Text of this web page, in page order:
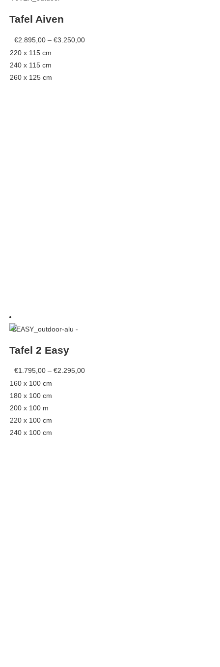
multiple
Tafel Aiven
€2.895,00 – €3.250,00Price
220 x 115 cm
240 x 115 cm
260 x 125 cm
This
product
multiple
Tafel 2 Easy
€1.795,00 – €2.295,00Price
160 x 100 cm
180 x 100 cm
200 x 100 m
220 x 100 cm
240 x 100 cm